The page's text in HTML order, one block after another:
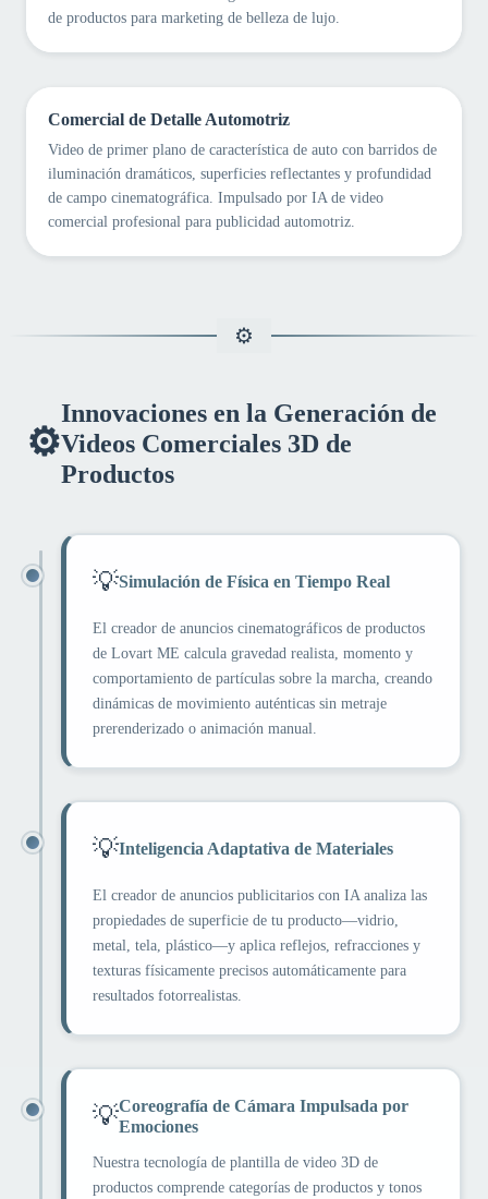
de productos para marketing de belleza de lujo.
Comercial de Detalle Automotriz
Video de primer plano de característica de auto con barridos de
iluminación dramáticos, superficies reflectantes y profundidad
de campo cinematográfica. Impulsado por IA de video
comercial profesional para publicidad automotriz.
⚙️
Innovaciones en la Generación de
Videos Comerciales 3D de
Productos
💡Simulación de Física en Tiempo Real
El creador de anuncios cinematográficos de productos
de Lovart ME calcula gravedad realista, momento y
comportamiento de partículas sobre la marcha, creando
dinámicas de movimiento auténticas sin metraje
prerenderizado o animación manual.
💡Inteligencia Adaptativa de Materiales
El creador de anuncios publicitarios con IA analiza las
propiedades de superficie de tu producto—vidrio,
metal, tela, plástico—y aplica reflejos, refracciones y
texturas físicamente precisos automáticamente para
resultados fotorrealistas.
💡Coreografía de Cámara Impulsada por
Emociones
Nuestra tecnología de plantilla de video 3D de
productos comprende categorías de productos y tonos